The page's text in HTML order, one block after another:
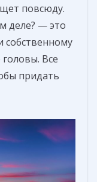
повсюду.
деле? — это
Все
придать